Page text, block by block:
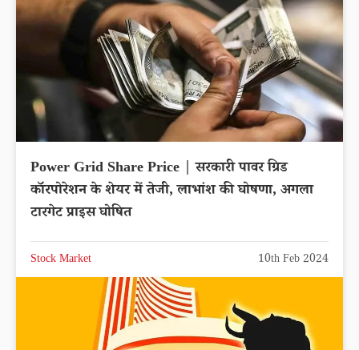
Power Grid Share Price | सरकारी पावर ग्रिड
कॉरपोरेशन के शेयर में तेजी, लाभांश की घोषणा, अगला
टारगेट प्राइस घोषित
Stock Market 10th Feb 2024